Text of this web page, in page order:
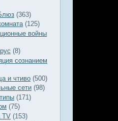
(363)
(125)
войны
(8)
сознанием
и чтиво (500)
сети (98)
(171)
(75)
TV (153)